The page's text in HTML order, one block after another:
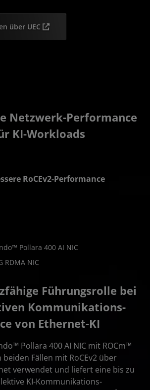
über UEC
Netzwerk-Performance
KI-Workloads
Führungsrolle bei
Kommunikations-
von Ethernet-KI
Pollara 400 AI NIC mit ROCm™
Fällen mit RoCEv2 über
verwendet und liefert eine bis zu
KI-Kommunikations-
Pollara 400 AI NIC
RDMA NIC
RoCEv2-Performance